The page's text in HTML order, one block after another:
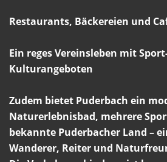
Restaurants, Bäckereien und
Ein reges Vereinsleben mit
Kulturangeboten
Zudem bietet Puderbach ein
Naturerlebnisbad, mehrere
bekannte Puderbacher Land –
Wanderer, Reiter und